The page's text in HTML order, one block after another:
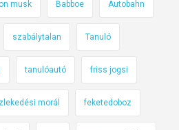
musk Babboe Autobahn
szabálytalan Tanuló
tanulóautó friss jogsi
morál feketedoboz